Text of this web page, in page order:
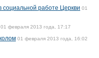
работе Церкви 01
01 февраля 2013 года, 17:17
01 февраля 2013 года, 16:02